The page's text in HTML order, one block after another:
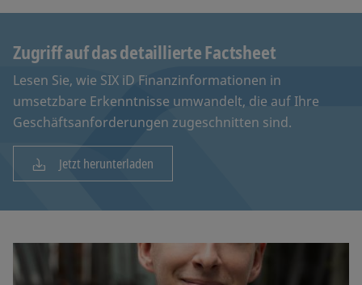
Zugriff auf das detaillierte Factsheet
Lesen Sie, wie SIX iD Finanzinformationen in
umsetzbare Erkenntnisse umwandelt, die auf Ihre
Geschäftsanforderungen zugeschnitten sind.
Jetzt herunterladen